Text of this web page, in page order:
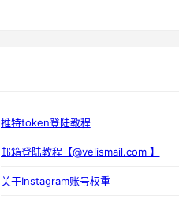
推特token登陆教程
邮箱登陆教程【@velismail.com 】
关于Instagram账号权重